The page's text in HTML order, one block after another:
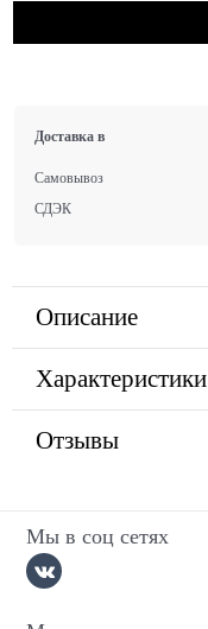
Доставка в
Самовывоз
СДЭК
Описание
Характеристики
Отзывы
Мы в соц сетях